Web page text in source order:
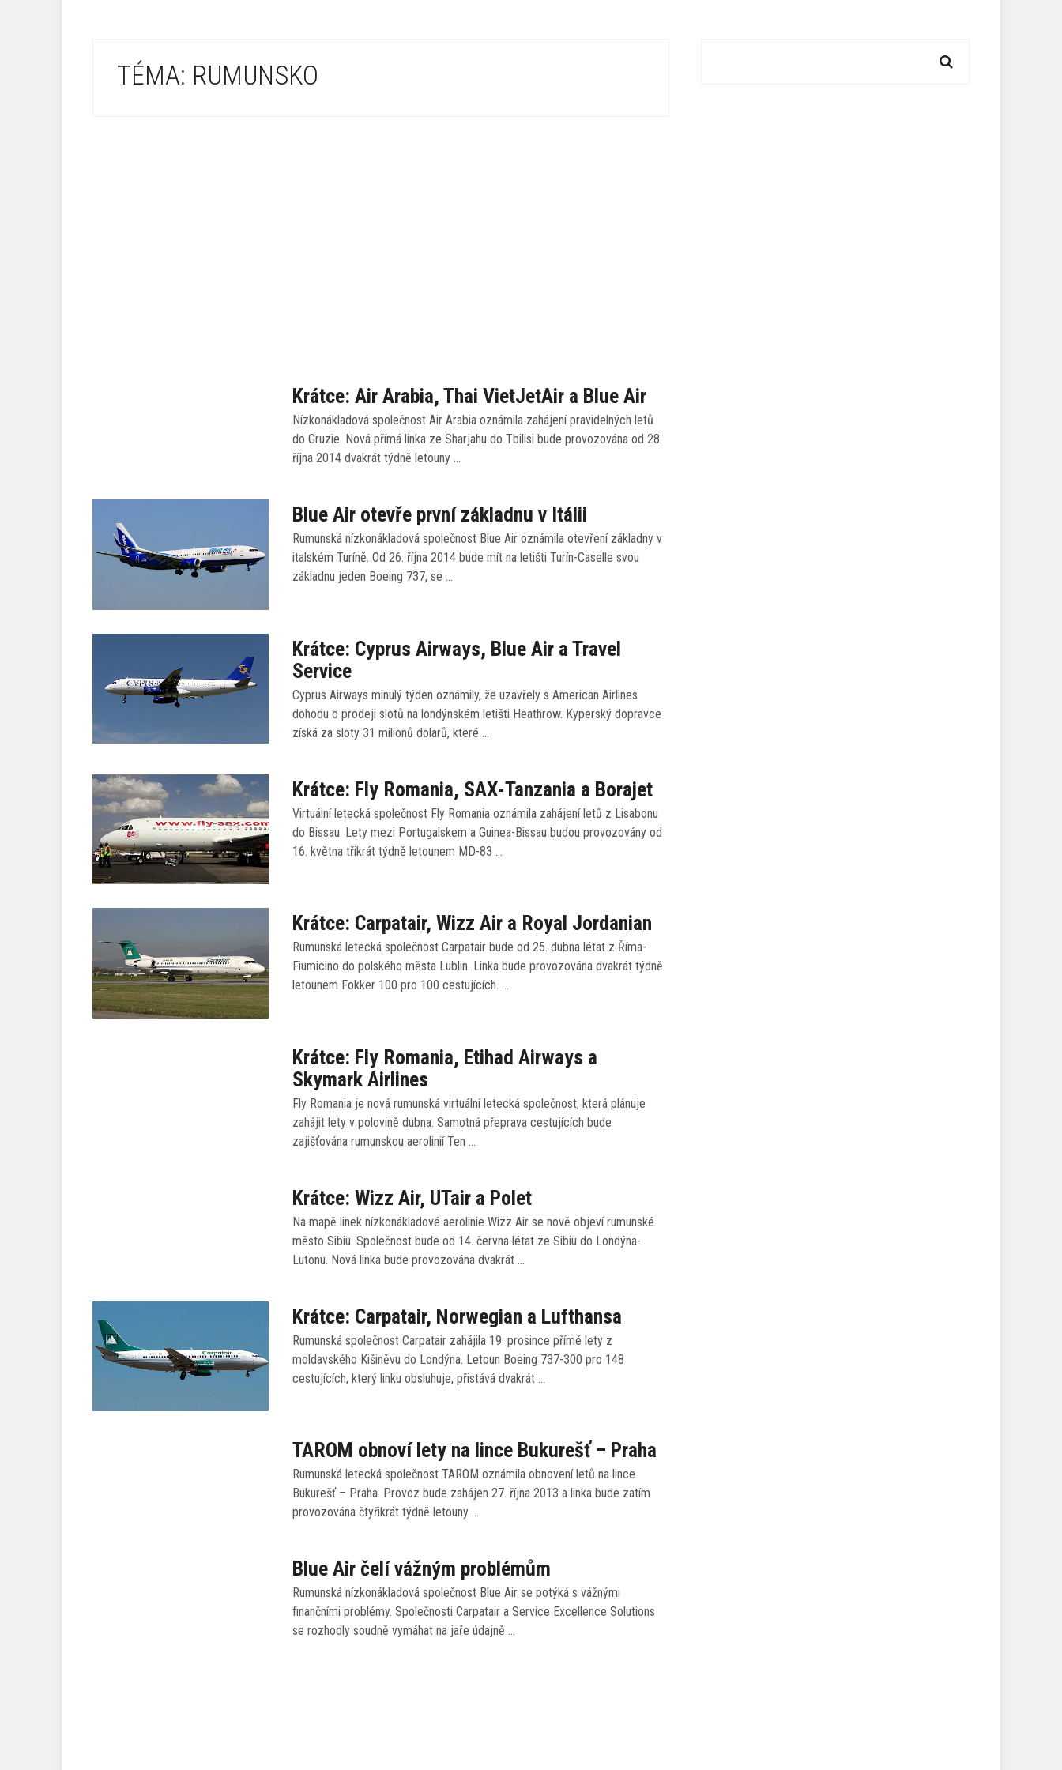
TÉMA: RUMUNSKO
Krátce: Air Arabia, Thai VietJetAir a Blue Air
Nízkonákladová společnost Air Arabia oznámila zahájení pravidelných letů
do Gruzie. Nová přímá linka ze Sharjahu do Tbilisi bude provozována od 28.
října 2014 dvakrát týdně letouny …
Blue Air otevře první základnu v Itálii
Rumunská nízkonákladová společnost Blue Air oznámila otevření základny v
italském Turíně. Od 26. října 2014 bude mít na letišti Turín-Caselle svou
základnu jeden Boeing 737, se …
Krátce: Cyprus Airways, Blue Air a Travel
Service
Cyprus Airways minulý týden oznámily, že uzavřely s American Airlines
dohodu o prodeji slotů na londýnském letišti Heathrow. Kyperský dopravce
získá za sloty 31 milionů dolarů, které …
Krátce: Fly Romania, SAX-Tanzania a Borajet
Virtuální letecká společnost Fly Romania oznámila zahájení letů z Lisabonu
do Bissau. Lety mezi Portugalskem a Guinea-Bissau budou provozovány od
16. května třikrát týdně letounem MD-83 …
Krátce: Carpatair, Wizz Air a Royal Jordanian
Rumunská letecká společnost Carpatair bude od 25. dubna létat z Říma-
Fiumicino do polského města Lublin. Linka bude provozována dvakrát týdně
letounem Fokker 100 pro 100 cestujících. …
Krátce: Fly Romania, Etihad Airways a
Skymark Airlines
Fly Romania je nová rumunská virtuální letecká společnost, která plánuje
zahájit lety v polovině dubna. Samotná přeprava cestujících bude
zajišťována rumunskou aerolinií Ten …
Krátce: Wizz Air, UTair a Polet
Na mapě linek nízkonákladové aerolinie Wizz Air se nově objeví rumunské
město Sibiu. Společnost bude od 14. června létat ze Sibiu do Londýna-
Lutonu. Nová linka bude provozována dvakrát …
Krátce: Carpatair, Norwegian a Lufthansa
Rumunská společnost Carpatair zahájila 19. prosince přímé lety z
moldavského Kišiněvu do Londýna. Letoun Boeing 737-300 pro 148
cestujících, který linku obsluhuje, přistává dvakrát …
TAROM obnoví lety na lince Bukurešť – Praha
Rumunská letecká společnost TAROM oznámila obnovení letů na lince
Bukurešť – Praha. Provoz bude zahájen 27. října 2013 a linka bude zatím
provozována čtyřikrát týdně letouny …
Blue Air čelí vážným problémům
Rumunská nízkonákladová společnost Blue Air se potýká s vážnými
finančními problémy. Společnosti Carpatair a Service Excellence Solutions
se rozhodly soudně vymáhat na jaře údajně …